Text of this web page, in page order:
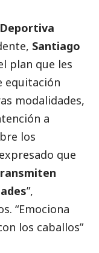
Santiago
plan que les
equitación
modalidades,
a
los
que
”,
“Emociona
los caballos”